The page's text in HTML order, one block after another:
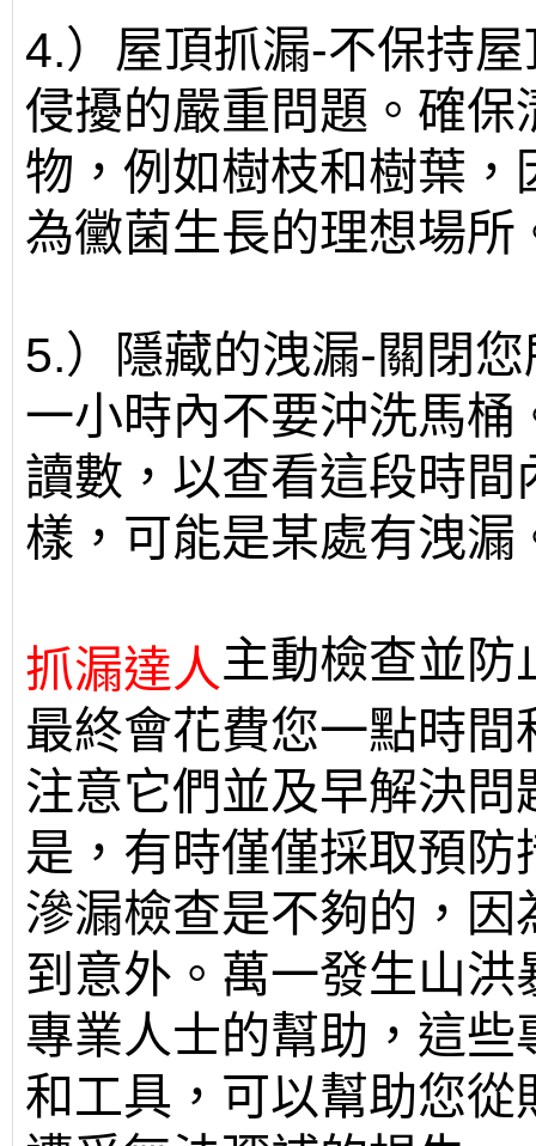
4.）屋頂抓漏-不保持
侵擾的嚴重問題。確
物，例如樹枝和樹葉
為黴菌生長的理想場所
5.）隱藏的洩漏-關閉
一小時內不要沖洗馬
讀數，以查看這段時
樣，可能是某處有洩漏
抓漏達人主動檢查並防
最終會花費您一點時
注意它們並及早解決
是，有時僅僅採取預
滲漏檢查是不夠的，
到意外。萬一發生山
專業人士的幫助，這
和工具，可以幫助您